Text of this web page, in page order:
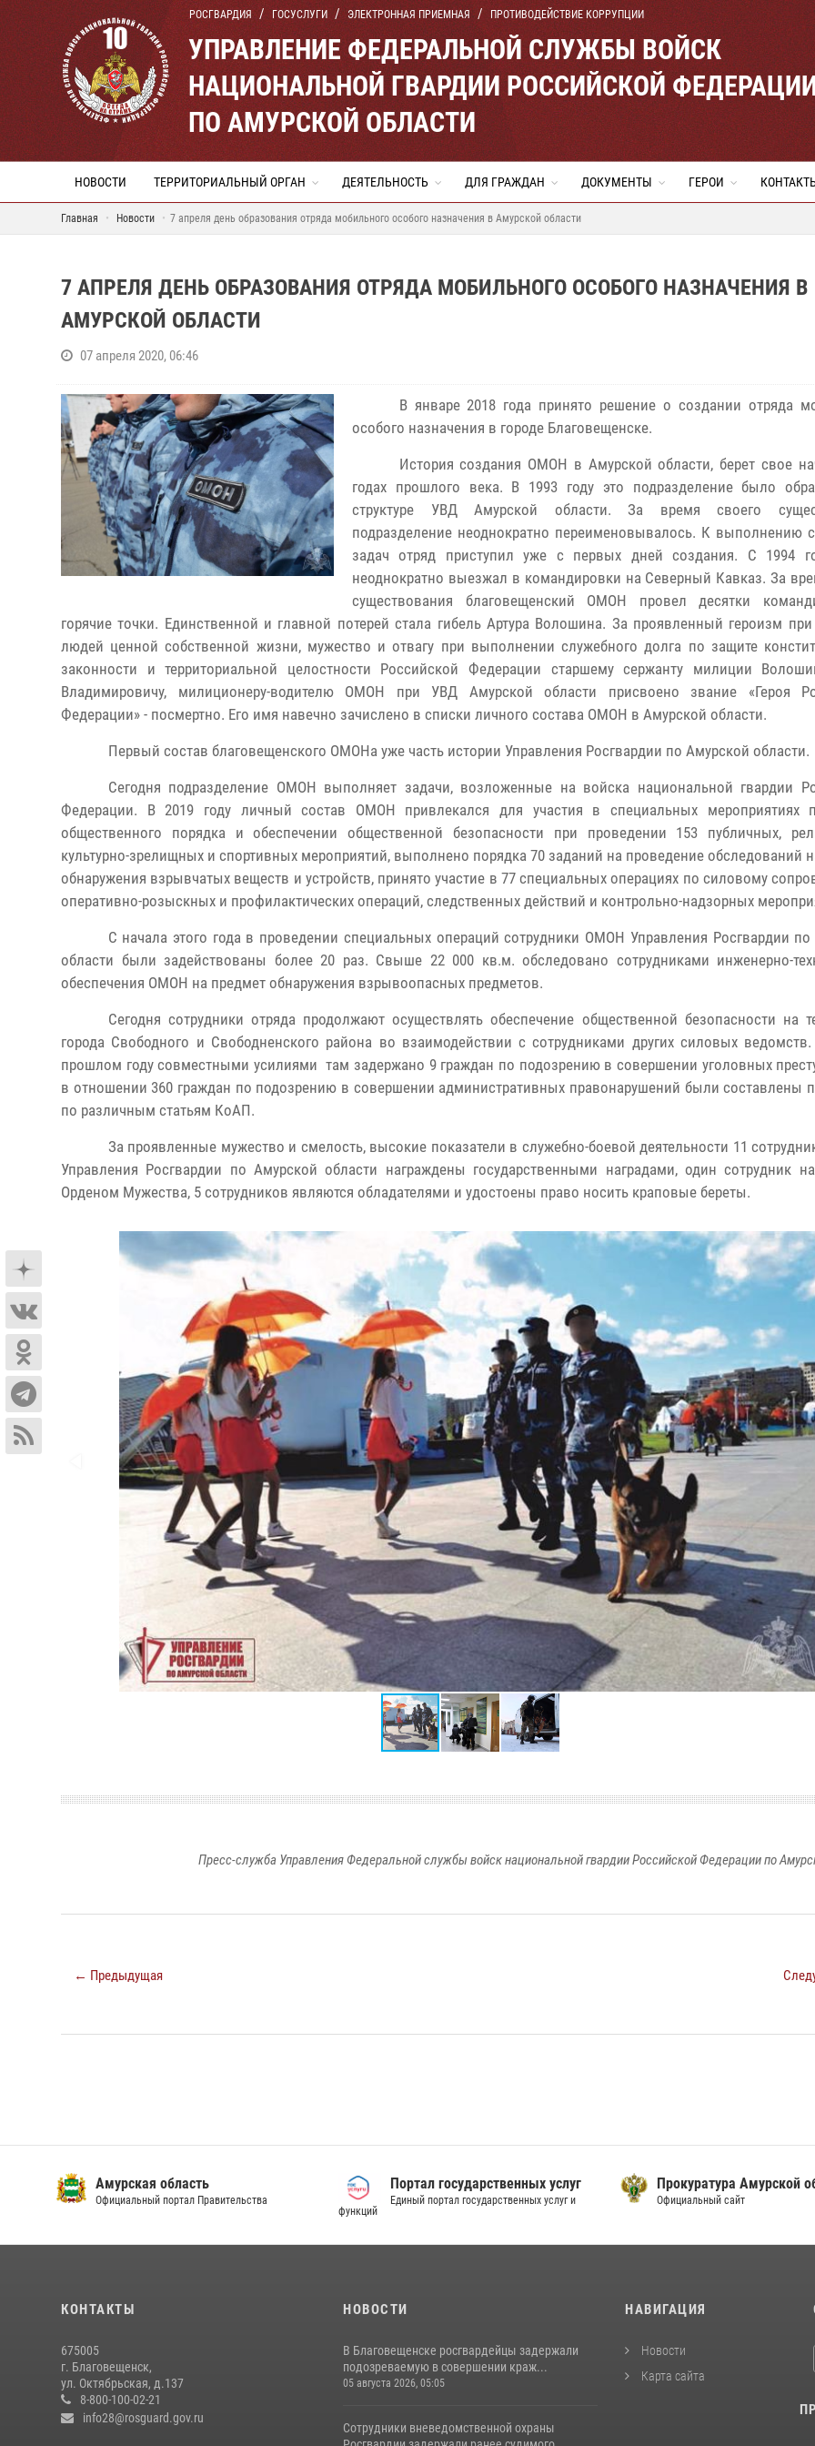
РОСГВАРДИЯ ГОСУСЛУГИ ЭЛЕКТРОННАЯ ПРИЕМНАЯ ПРОТИВОДЕЙСТВИЕ КОРРУПЦИИ
УПРАВЛЕНИЕ ФЕДЕРАЛЬНОЙ СЛУЖБЫ ВОЙСК
НАЦИОНАЛЬНОЙ ГВАРДИИ РОССИЙСКОЙ
ПО АМУРСКОЙ ОБЛАСТИ
НОВОСТИ ТЕРРИТОРИАЛЬНЫЙ ОРГАН ДЕЯТЕЛЬНОСТЬ ДЛЯ ГРАЖДАН ДОКУМЕНТЫ ГЕРОИ
Главная Новости 7 апреля день образования отряда мобильного особого назначения в Амурской области
7 АПРЕЛЯ ДЕНЬ ОБРАЗОВАНИЯ ОТРЯДА МОБИЛЬНОГО ОСОБОГО НАЗНАЧЕНИЯ В
АМУРСКОЙ ОБЛАСТИ
07 апреля 2020, 06:46
В январе 2018 года принято решение о создании отряда
особого назначения в городе Благовещенске.
История создания ОМОН в Амурской области, берет свое
годах прошлого века. В 1993 году это подразделение было
структуре УВД Амурской области. За время своего
подразделение неоднократно переименовывалось. К выполнению
задач отряд приступил уже с первых дней создания. С 1994
неоднократно выезжал в командировки на Северный Кавказ. За
существования благовещенский ОМОН провел десятки
горячие точки. Единственной и главной потерей стала гибель Артура Волошина. За проявленный героизм
людей ценной собственной жизни, мужество и отвагу при выполнении служебного долга по защите
законности и территориальной целостности Российской Федерации старшему сержанту милиции
Владимировичу, милиционеру-водителю ОМОН при УВД Амурской области присвоено звание «Героя
Федерации» - посмертно. Его имя навечно зачислено в списки личного состава ОМОН в Амурской области.
Первый состав благовещенского ОМОНа уже часть истории Управления Росгвардии по Амурской области.
Сегодня подразделение ОМОН выполняет задачи, возложенные на войска национальной гвардии
Федерации. В 2019 году личный состав ОМОН привлекался для участия в специальных мероприятиях
общественного порядка и обеспечении общественной безопасности при проведении 153 публичных,
культурно-зрелищных и спортивных мероприятий, выполнено порядка 70 заданий на проведение обследований
обнаружения взрывчатых веществ и устройств, принято участие в 77 специальных операциях по силовому
оперативно-розыскных и профилактических операций, следственных действий и контрольно-надзорных
С начала этого года в проведении специальных операций сотрудники ОМОН Управления Росгвардии
области были задействованы более 20 раз. Свыше 22 000 кв.м. обследовано сотрудниками инженерно-
обеспечения ОМОН на предмет обнаружения взрывоопасных предметов.
Сегодня сотрудники отряда продолжают осуществлять обеспечение общественной безопасности на
города Свободного и Свободненского района во взаимодействии с сотрудниками других силовых
прошлом году совместными усилиями там задержано 9 граждан по подозрению в совершении уголовных
в отношении 360 граждан по подозрению в совершении административных правонарушений были составлены
по различным статьям КоАП.
За проявленные мужество и смелость, высокие показатели в служебно-боевой деятельности 11
Управления Росгвардии по Амурской области награждены государственными наградами, один сотрудник
Орденом Мужества, 5 сотрудников являются обладателями и удостоены право носить краповые береты.
Пресс-служба Управления Федеральной службы войск национальной гвардии Российской Федерации по
← Предыдущая
Амурская область
Официальный портал Правительства
Портал государственных услуг
Единый портал государственных услуг и
функций
Прокуратура Амурской
Официальный сайт
КОНТАКТЫ
675005
г. Благовещенск,
ул. Октябрьская, д.137
8-800-100-02-21
info28@rosguard.gov.ru
НОВОСТИ
В Благовещенске росгвардейцы задержали
подозреваемую в совершении краж...
05 августа 2026, 05:05
Сотрудники вневедомственной охраны
НАВИГАЦИЯ
Новости
Карта сайта